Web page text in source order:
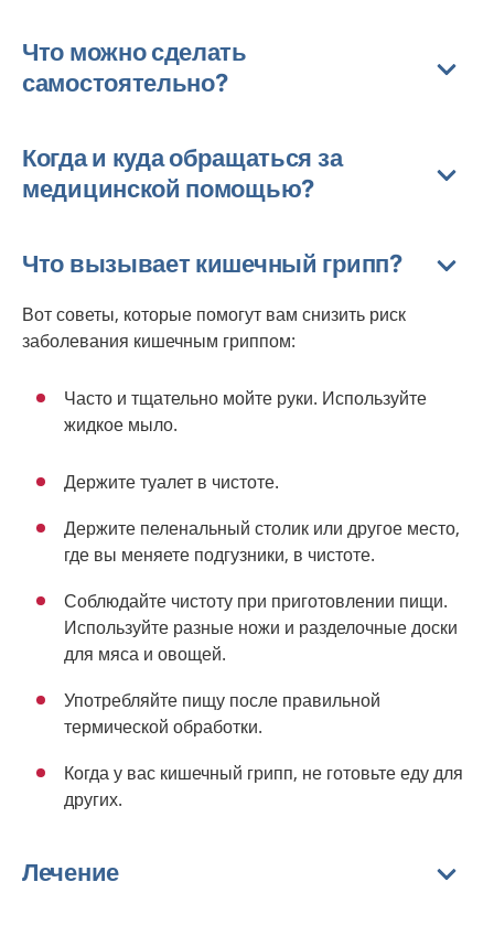
Что можно сделать
самостоятельно?
Когда и куда обращаться за
медицинской помощью?
Что вызывает кишечный грипп?
Вот советы, которые помогут вам снизить риск
заболевания кишечным гриппом:
Часто и тщательно мойте руки. Используйте
жидкое мыло.
Держите туалет в чистоте.
Держите пеленальный столик или другое место,
где вы меняете подгузники, в чистоте.
Соблюдайте чистоту при приготовлении пищи.
Используйте разные ножи и разделочные доски
для мяса и овощей.
Употребляйте пищу после правильной
термической обработки.
Когда у вас кишечный грипп, не готовьте еду для
других.
Лечение